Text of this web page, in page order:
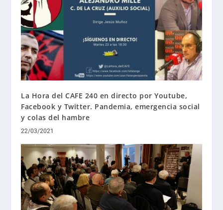
La Hora del CAFE 240 en directo por Youtube,
Facebook y Twitter. Pandemia, emergencia social
y colas del hambre
22/03/2021